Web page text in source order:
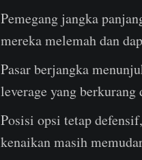
Pemegang jangka
mereka melemah dan
Pasar berjangka
leverage yang
Posisi opsi tetap
kenaikan masih